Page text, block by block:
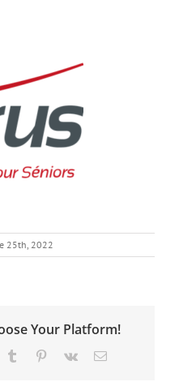
25th, 2022
Your Platform!
Tumblr Pinterest
Vk Email